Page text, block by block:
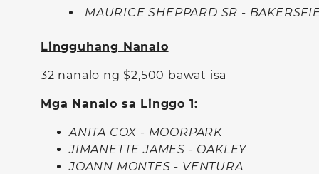
MAURICE SHEPPARD SR -
Lingguhang Nanalo
32 nanalo ng $2,500 bawat isa
Mga Nanalo sa Linggo 1:
ANITA COX - MOORPARK
JIMANETTE JAMES - OAKLEY
JOANN MONTES - VENTURA